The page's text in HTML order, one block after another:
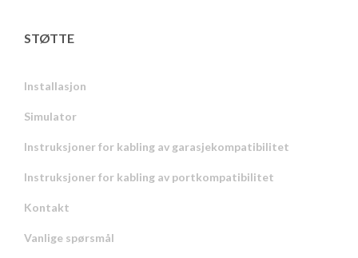
STØTTE
Installasjon
Simulator
Instruksjoner for kabling av garasjekompatibilitet
Instruksjoner for kabling av portkompatibilitet
Kontakt
Vanlige spørsmål